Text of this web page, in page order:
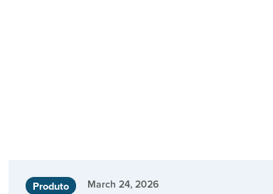
Produto March 24, 2026